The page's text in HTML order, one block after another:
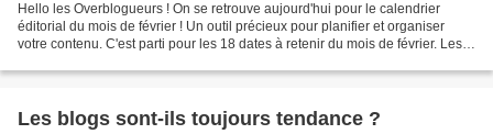
Hello les Overblogueurs ! On se retrouve aujourd'hui pour le calendrier
éditorial du mois de février ! Un outil précieux pour planifier et organiser
votre contenu. C'est parti pour les 18 dates à retenir du mois de février. Les
Les blogs sont-ils toujours tendance ?